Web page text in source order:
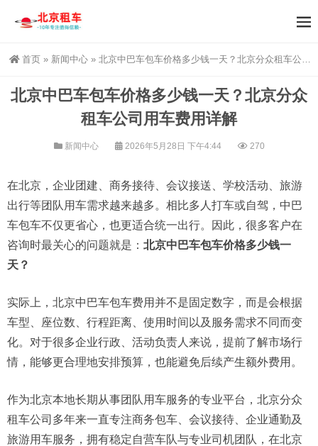
首页 » 新闻中心 » 北京中巴车包车价格多少钱一天？北京分众租车公司用车费用详解
北京中巴车包车价格多少钱一天？北京分众
租车公司用车费用详解
新闻中心 2026年5月28日 下午4:44 270
在北京，企业团建、商务接待、会议接送、学校活动、旅游
出行等团队用车需求越来越多。相比多人打车或自驾，中巴
车包车不仅更省心，也更适合统一出行。因此，很多客户在
咨询时最关心的问题就是： 北京中巴车包车价格多少钱一
天？
实际上，北京中巴车包车费用并不是固定数字，而是会根据
车型、座位数、行程距离、使用时间以及服务需求不同而变
化。对于很多企业行政、活动负责人来说，提前了解市场行
情，能够更合理地安排预算，也能避免后续产生额外费用。
作为北京本地长期从事团队用车服务的专业平台，北京分众
租车公司多年来一直专注商务包车、会议接待、企业通勤及
旅游用车服务，拥有稳定自营车队与专业司机团队，在北京